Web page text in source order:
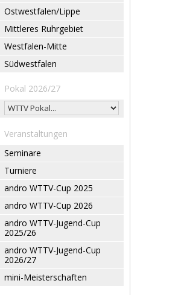
Ostwestfalen/Lippe
Mittleres Ruhrgebiet
Westfalen-Mitte
Südwestfalen
Pokal 2026/27
Veranstaltungen
Seminare
Turniere
andro WTTV-Cup 2025
andro WTTV-Cup 2026
andro WTTV-Jugend-Cup
2025/26
andro WTTV-Jugend-Cup
2026/27
mini-Meisterschaften